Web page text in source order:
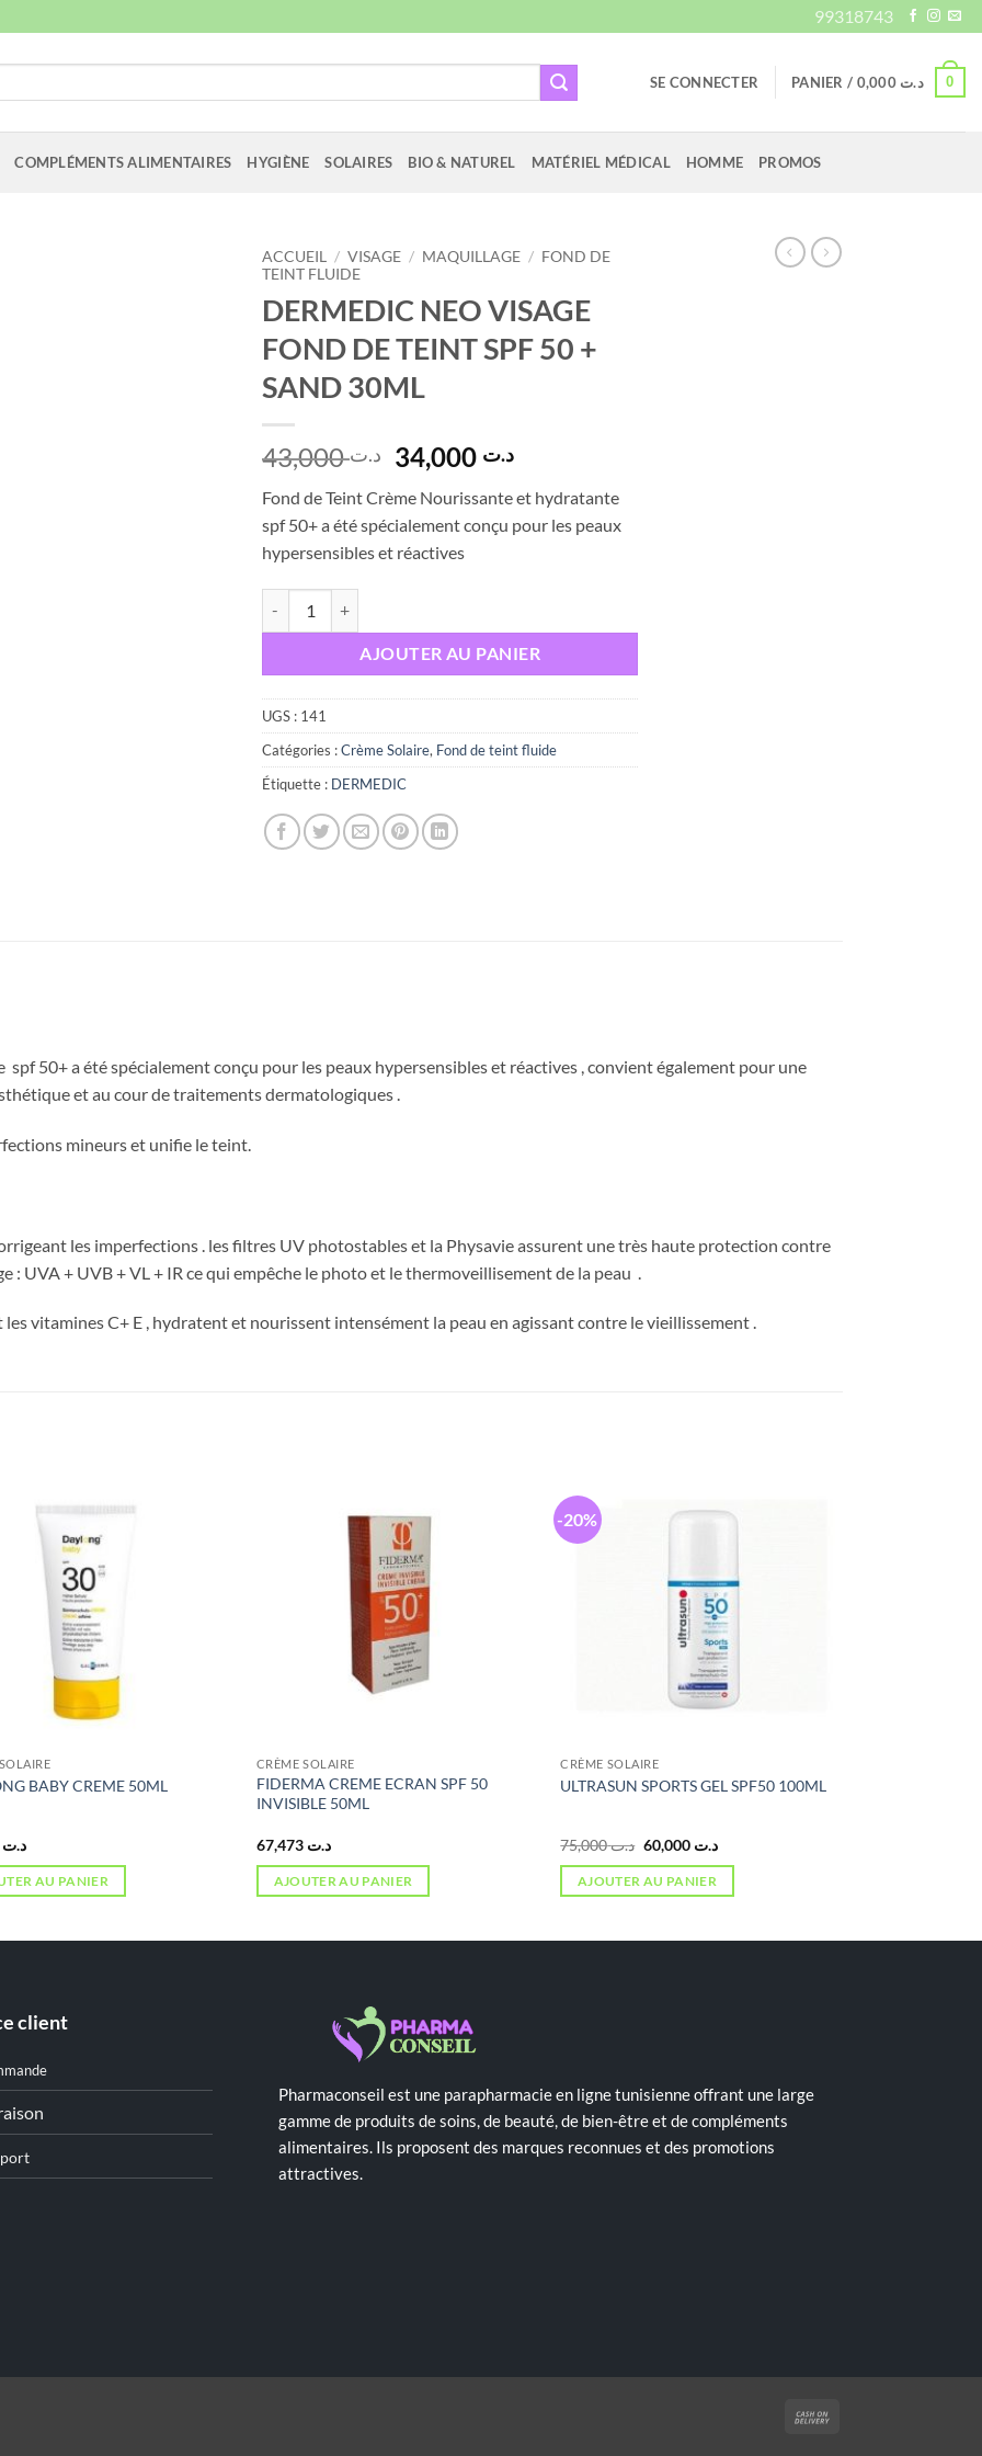
99318743
SE CONNECTER PANIER / د.ت 0,000 0
COMPLÉMENTS ALIMENTAIRES HYGIÈNE SOLAIRES BIO & NATUREL MATÉRIEL MÉDICAL HOMME PROMOS
ACCUEIL / VISAGE / MAQUILLAGE / FOND DE
TEINT FLUIDE
DERMEDIC NEO VISAGE
FOND DE TEINT SPF 50 +
SAND 30ML
د.ت43,000
Le
prix
initial
était :
د.تLe
actuel
est :
Fond de Teint Crème Nourissante et hydratante
spf 50+ a été spécialement conçu pour les peaux
hypersensibles et réactives
AJOUTER AU PANIER
UGS : 141
Catégories :Crème Solaire, Fond de teint fluide
Étiquette : DERMEDIC
50+ a été spécialement conçu pour les peaux hypersensibles et réactives , convient également pour une
et au cour de traitements dermatologiques .
mineurs et unifie le teint.
les imperfections . les filtres UV photostables et la Physavie assurent une très haute protection contre
: UVA + UVB + VL + IR ce qui empêche le photo et le thermoveillisement de la peau .
vitamines C+ E , hydratent et nourissent intensément la peau en agissant contre le vieillissement .
BABY CREME 50ML
د.ت
AU PANIER
CRÈME SOLAIRE
FIDERMA CREME ECRAN SPF 50
INVISIBLE 50ML
د.ت 67,473
AJOUTER AU PANIER
-20%
CRÈME SOLAIRE
ULTRASUN SPORTS GEL SPF50 100ML
د.ت75,000
Le
prix
initial
était :
د.ت 60,000
Le
est :
AJOUTER AU PANIER
client
Pharmaconseil est une parapharmacie en ligne tunisienne offrant une large
gamme de produits de soins, de beauté, de bien-être et de compléments
alimentaires. Ils proposent des marques reconnues et des promotions
attractives.